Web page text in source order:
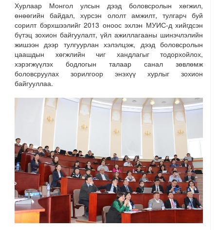
Хурлаар Монгол улсын дээд боловсролын хөгжил,
өнөөгийн байдал, хүрсэн ололт амжилт, тулгарч буй
сорилт бэрхшээлийг 2013 оноос эхлэн МУИС-д хийгдсэн
бүтэц зохион байгуулалт, үйл ажиллагааны шинэчлэлийн
жишээн дээр тулгуурлан хэлэлцэж, дээд боловсролын
цаашдын хөгжлийн чиг хандлагыг тодорхойлох,
хэрэгжүүлэх бодлогын талаар санал зөвлөмж
боловсруулах зорилгоор энэхүү хурлыг зохион
байгууллаа.